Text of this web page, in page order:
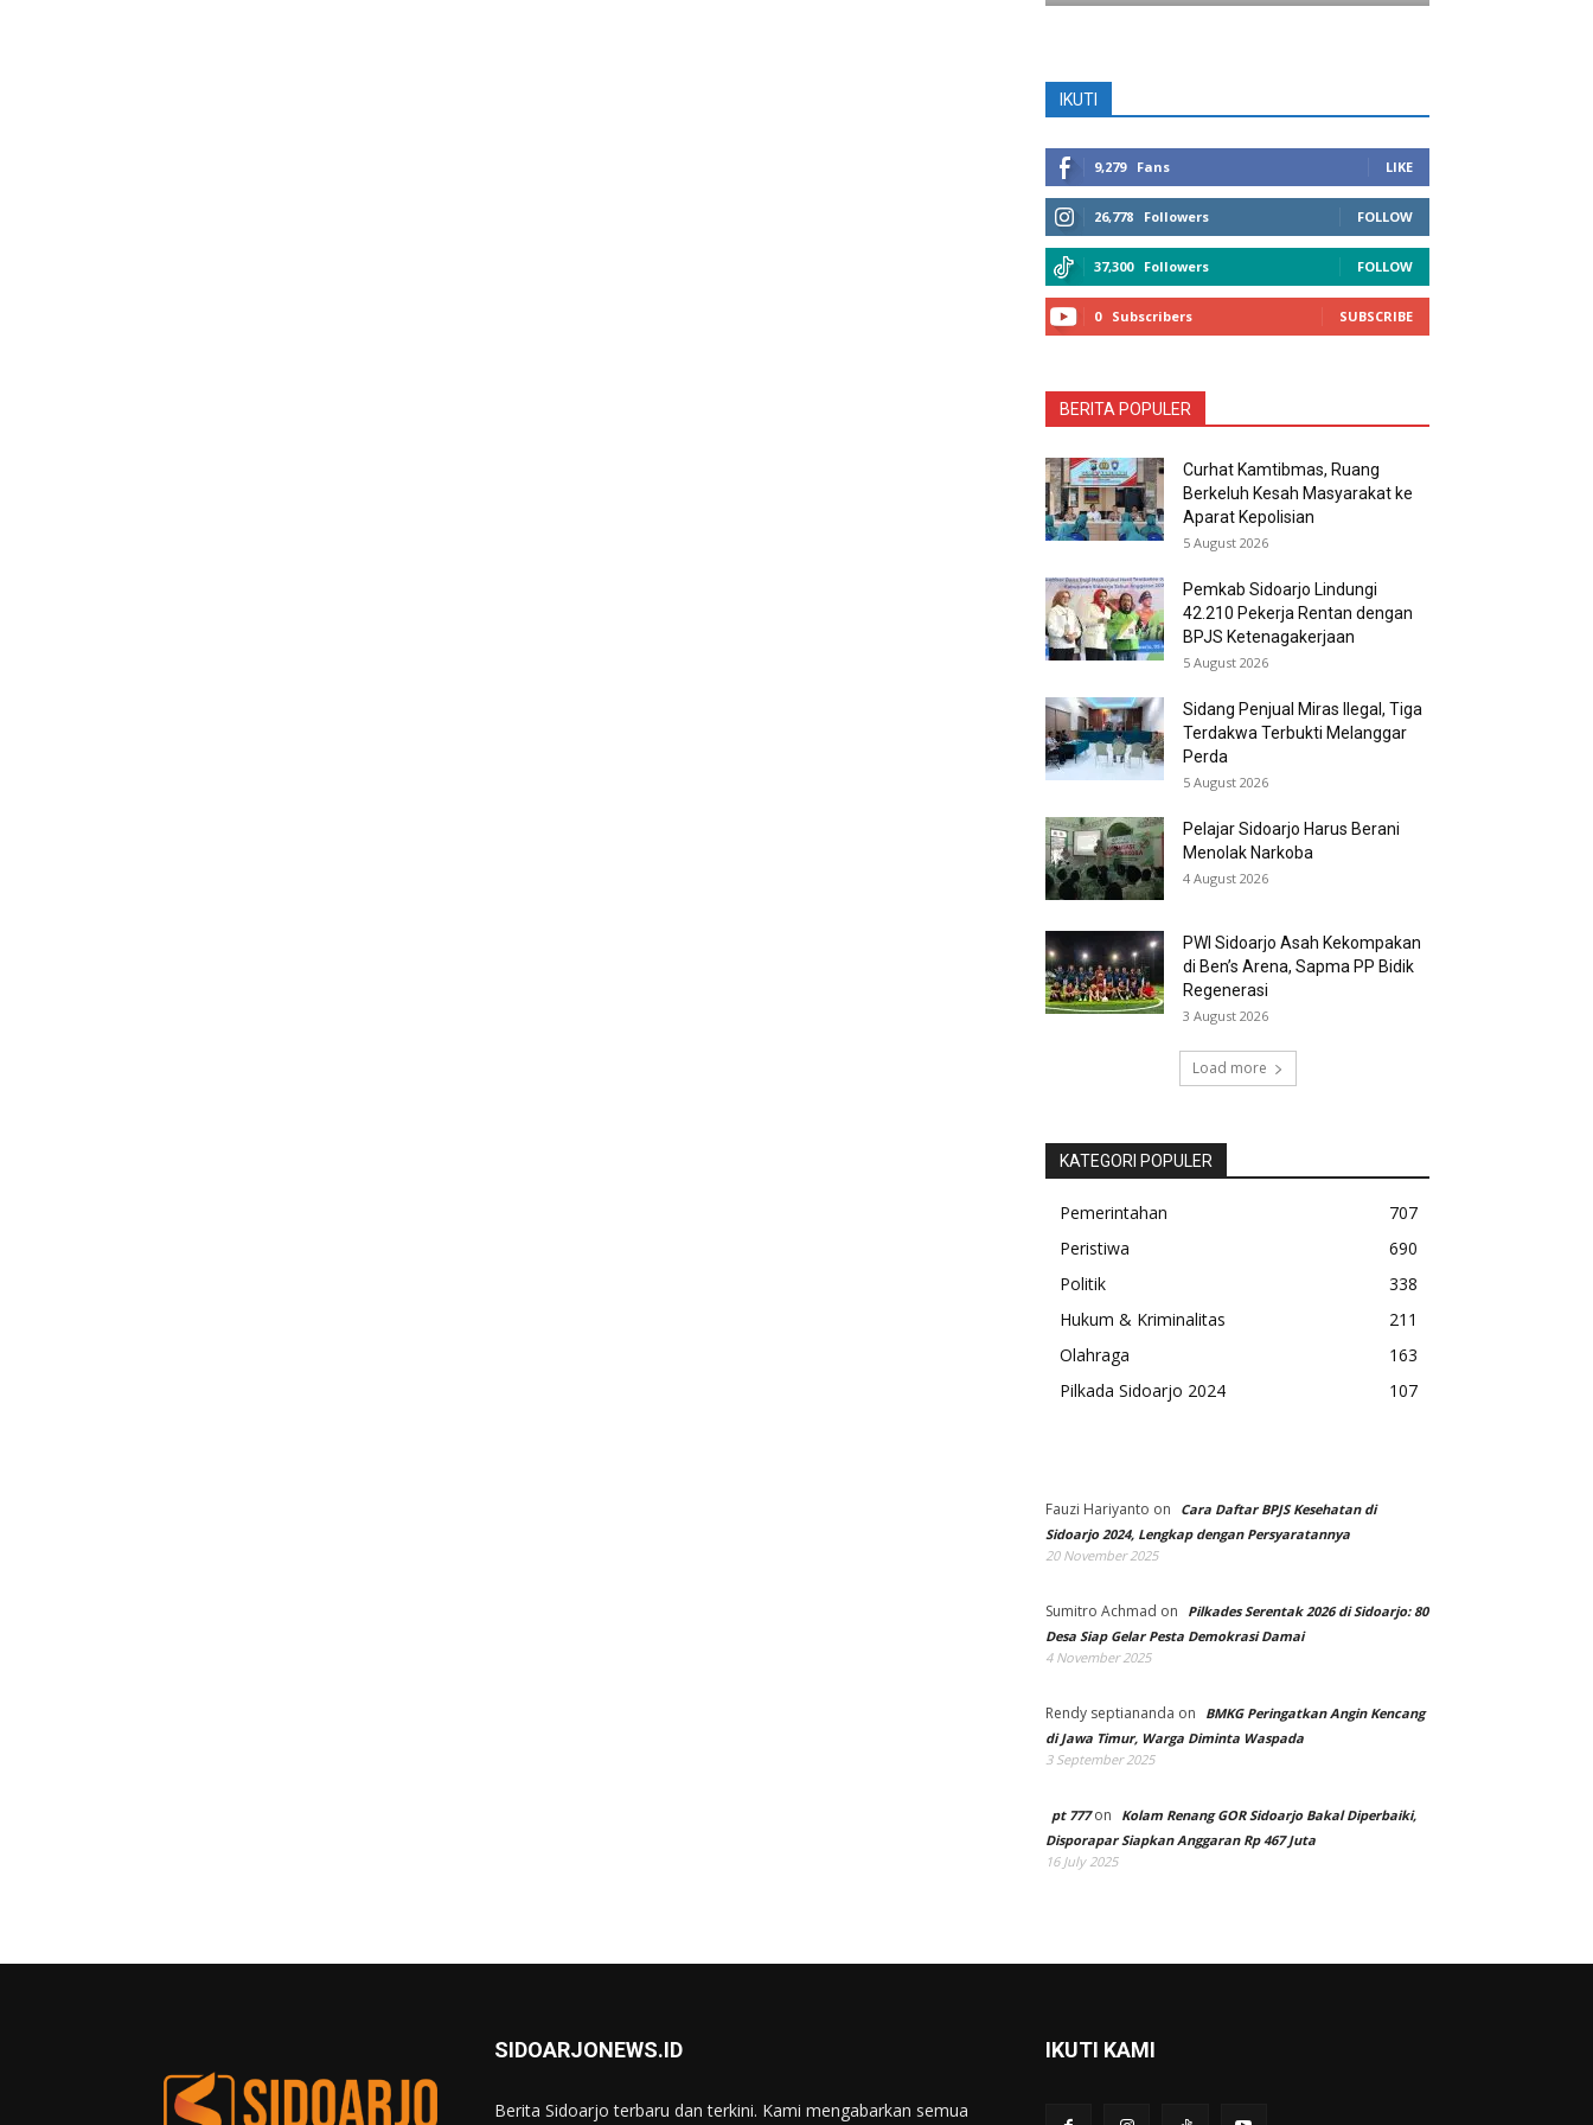
IKUTI
9,279 Fans LIKE
26,778 Followers FOLLOW
37,300 Followers FOLLOW
0 Subscribers SUBSCRIBE
BERITA POPULER
Curhat Kamtibmas, Ruang
Berkeluh Kesah Masyarakat ke
Aparat Kepolisian
5 August 2026
Pemkab Sidoarjo Lindungi
42.210 Pekerja Rentan dengan
BPJS Ketenagakerjaan
5 August 2026
Sidang Penjual Miras Ilegal, Tiga
Terdakwa Terbukti Melanggar
Perda
5 August 2026
Pelajar Sidoarjo Harus Berani
Menolak Narkoba
4 August 2026
PWI Sidoarjo Asah Kekompakan
di Ben’s Arena, Sapma PP Bidik
Regenerasi
3 August 2026
Load more
KATEGORI POPULER
Pemerintahan
707
Peristiwa
690
Politik
338
Hukum & Kriminalitas
211
Olahraga
163
Pilkada Sidoarjo 2024
107
Fauzi Hariyanto on
Cara Daftar BPJS Kesehatan di
Sidoarjo 2024, Lengkap dengan Persyaratannya
20 November 2025
Sumitro Achmad on
Pilkades Serentak 2026 di Sidoarjo: 80
Desa Siap Gelar Pesta Demokrasi Damai
4 November 2025
Rendy septiananda on
BMKG Peringatkan Angin Kencang
di Jawa Timur, Warga Diminta Waspada
3 September 2025
pt 777on
Kolam Renang GOR Sidoarjo Bakal Diperbaiki,
Disporapar Siapkan Anggaran Rp 467 Juta
16 July 2025
SIDOARJONEWS.ID
Berita Sidoarjo terbaru dan terkini. Kami mengabarkan semua
IKUTI KAMI